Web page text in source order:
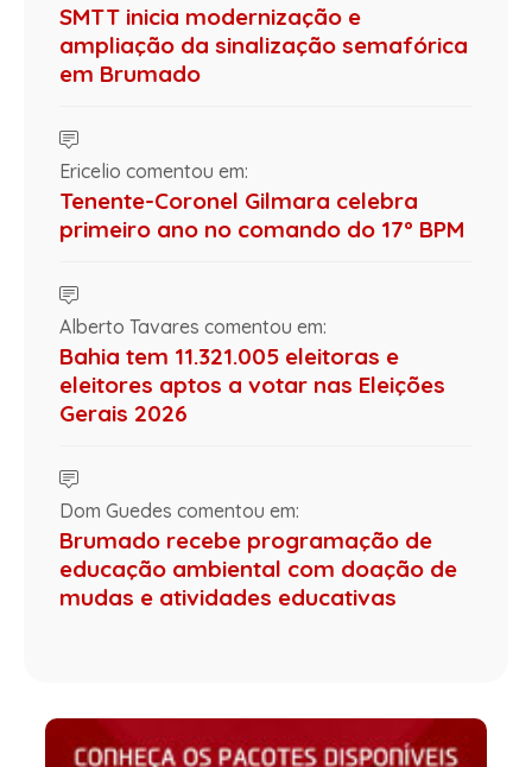
SMTT inicia modernização e
ampliação da sinalização semafórica
em Brumado
Ericelio comentou em:
Tenente-Coronel Gilmara celebra
primeiro ano no comando do 17º BPM
Alberto Tavares comentou em:
Bahia tem 11.321.005 eleitoras e
eleitores aptos a votar nas Eleições
Gerais 2026
Dom Guedes comentou em:
Brumado recebe programação de
educação ambiental com doação de
mudas e atividades educativas